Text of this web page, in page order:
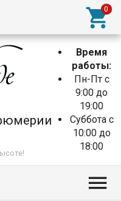
Время
работы:
Пн-Пт с
9:00 до
19:00
Суббота с
10:00 до
18:00